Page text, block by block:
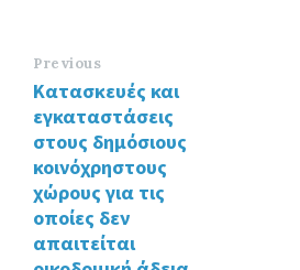
o
o
k
er
n
Previous
Κατασκευές και
εγκαταστάσεις
στους δημόσιους
κοινόχρηστους
χώρους για τις
οποίες δεν
απαιτείται